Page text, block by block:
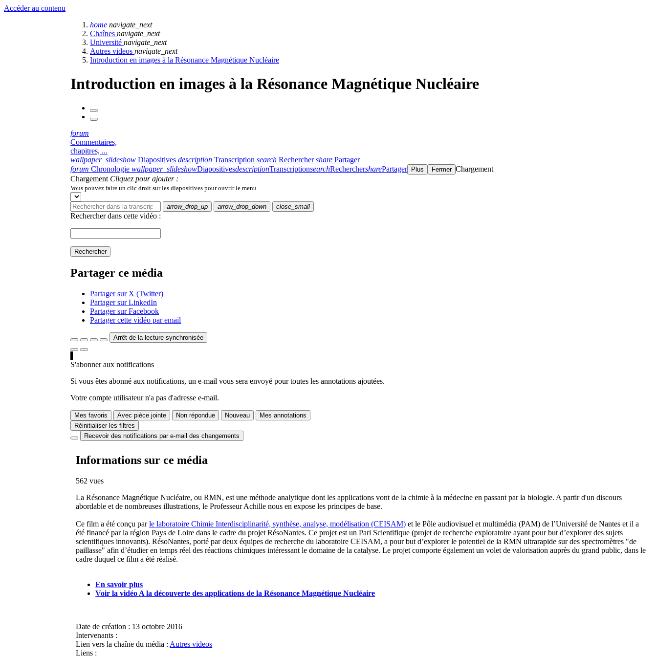
Accéder au contenu
home navigate_next
Chaînes navigate_next
Université navigate_next
Autres videos navigate_next
Introduction en images à la Résonance Magnétique Nucléaire
Introduction en images à la Résonance Magnétique Nucléaire
forum
Commentaires,
chapitres, ...
wallpaper_slideshow Diapositives description Transcription search Rechercher share Partager
forum Chronologie wallpaper_slideshowDiapositivesdescriptionTranscriptionsearchRecherchersharePartager Plus Fermer Chargement
Chargement Cliquez pour ajouter :
Vous pouvez faire un clic droit sur les diapositives pour ouvrir le menu
arrow_drop_up arrow_drop_down close_small
Rechercher dans cette vidéo :
Rechercher
Partager ce média
Partager sur X (Twitter)
Partager sur LinkedIn
Partager sur Facebook
Partager cette vidéo par email
Arrêt de la lecture synchronisée
S'abonner aux notifications
Si vous êtes abonné aux notifications, un e-mail vous sera envoyé pour toutes les annotations ajoutées.
Votre compte utilisateur n'a pas d'adresse e-mail.
Mes favoris Avec pièce jointe Non répondue Nouveau
Mes annotations
Réinitialiser les filtres
Recevoir des notifications par e-mail des changements
Informations sur ce média
562 vues
La Résonance Magnétique Nucléaire, ou RMN, est une méthode analytique dont les applications vont de la chimie à la médecine en passant par la biologie. A partir d'un discours
abordable et de nombreuses illustrations, le Professeur Achille nous en expose les principes de base.
Ce film a été conçu parle laboratoire Chimie Interdisciplinarité, synthèse, analyse, modélisation (CEISAM) et le Pôle audiovisuel et multimédia (PAM) de l’Université de Nantes et il a
été financé par la région Pays de Loire dans le cadre du projet RésoNantes. Ce projet est un Pari Scientifique (projet de recherche exploratoire ayant pour but d’explorer des sujets
scientifiques innovants). RésoNantes, porté par deux équipes de recherche du laboratoire CEISAM, a pour but d’explorer le potentiel de la RMN ultrarapide sur des spectromètres "de
paillasse" afin d’étudier en temps réel des réactions chimiques intéressant le domaine de la catalyse. Le projet comporte également un volet de valorisation auprès du grand public, dans le
cadre duquel ce film a été réalisé.
En savoir plus
Voir la vidéo A la découverte des applications de la Résonance Magnétique Nucléaire
Date de création : 13 octobre 2016
Intervenants :
Lien vers la chaîne du média : Autres videos
Liens :